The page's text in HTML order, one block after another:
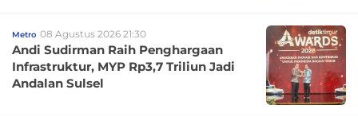
Metro 08 Agustus 2026 21:30
Andi Sudirman Raih Penghargaan
Infrastruktur, MYP Rp3,7 Triliun Jadi
Andalan Sulsel